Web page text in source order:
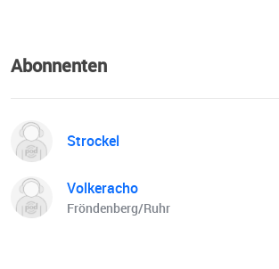
Abonnenten
Strockel
Volkeracho
Fröndenberg/Ruhr